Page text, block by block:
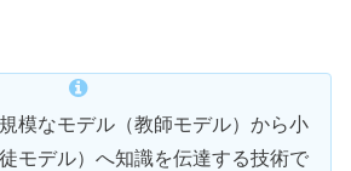
模なモデル（教師モデル）から小
モデル）へ知識を伝達する技術で